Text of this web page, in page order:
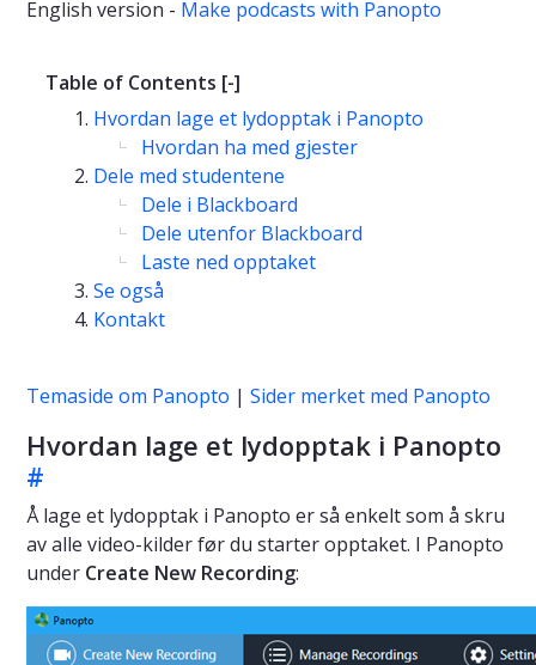
English version - Make podcasts with Panopto
Table of Contents [-]
Hvordan lage et lydopptak i Panopto
Hvordan ha med gjester
Dele med studentene
Dele i Blackboard
Dele utenfor Blackboard
Laste ned opptaket
Se også
Kontakt
Temaside om Panopto | Sider merket med Panopto
Hvordan lage et lydopptak i Panopto
#
Å lage et lydopptak i Panopto er så enkelt som å skru
av alle video-kilder før du starter opptaket. I Panopto
under Create New Recording: